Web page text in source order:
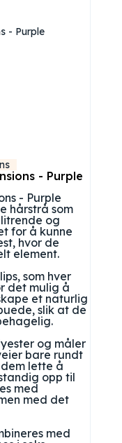
- Purple
- Purple
hårstrå som
og
for å kunne
hvor de
element.
som hver
det mulig å
et naturlig
slik at de
og måler
bare rundt
lette å
opp til
med
med det
med